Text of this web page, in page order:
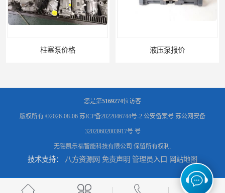
液压泵报价
液压泵价格 液压泵
您是第5169274位访客
版权所有 ©2026-08-06 苏ICP备2022046744号-2 公安备案号 苏公网安备
32020602003917号 号
无锡凯乐福智能科技有限公司 保留所有权利.
技术支持： 八方资源网 免责声明 管理员入口 网站地图